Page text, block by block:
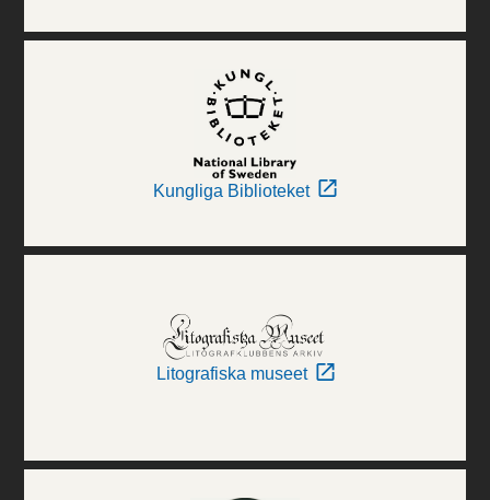
Kungliga Biblioteket
Litografiska museet